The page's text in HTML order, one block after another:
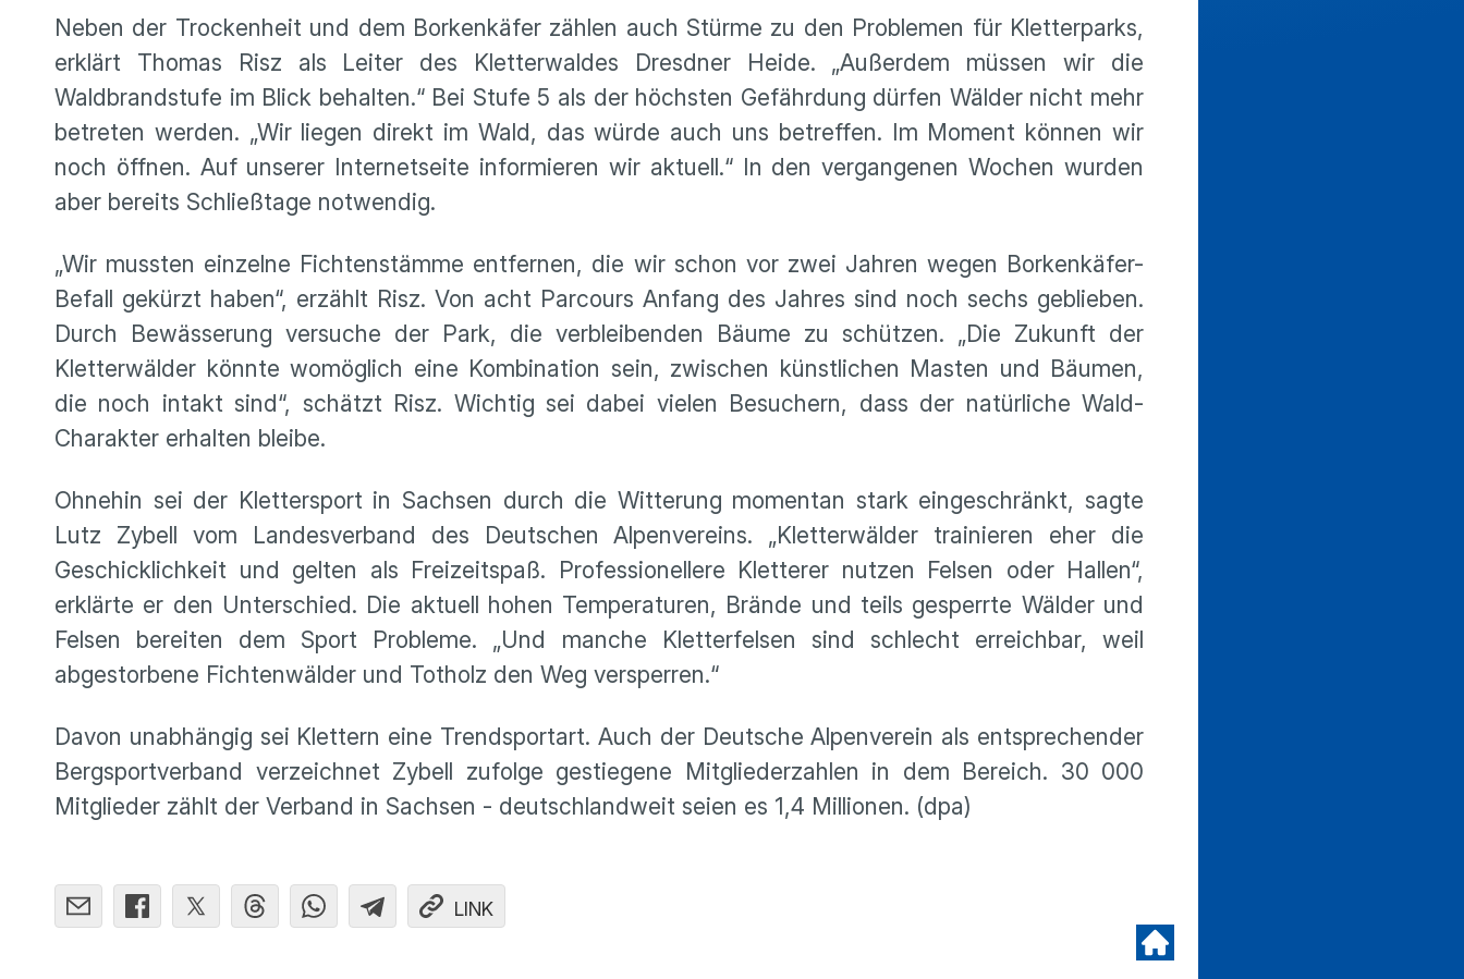
Neben der Trockenheit und dem Borkenkäfer zählen auch Stürme zu den Problemen für Kletterparks,
erklärt Thomas Risz als Leiter des Kletterwaldes Dresdner Heide. „Außerdem müssen wir die
Waldbrandstufe im Blick behalten.“ Bei Stufe 5 als der höchsten Gefährdung dürfen Wälder nicht mehr
betreten werden. „Wir liegen direkt im Wald, das würde auch uns betreffen. Im Moment können wir
noch öffnen. Auf unserer Internetseite informieren wir aktuell.“ In den vergangenen Wochen wurden
aber bereits Schließtage notwendig.
„Wir mussten einzelne Fichtenstämme entfernen, die wir schon vor zwei Jahren wegen Borkenkäfer-
Befall gekürzt haben“, erzählt Risz. Von acht Parcours Anfang des Jahres sind noch sechs geblieben.
Durch Bewässerung versuche der Park, die verbleibenden Bäume zu schützen. „Die Zukunft der
Kletterwälder könnte womöglich eine Kombination sein, zwischen künstlichen Masten und Bäumen,
die noch intakt sind“, schätzt Risz. Wichtig sei dabei vielen Besuchern, dass der natürliche Wald-
Charakter erhalten bleibe.
Ohnehin sei der Klettersport in Sachsen durch die Witterung momentan stark eingeschränkt, sagte
Lutz Zybell vom Landesverband des Deutschen Alpenvereins. „Kletterwälder trainieren eher die
Geschicklichkeit und gelten als Freizeitspaß. Professionellere Kletterer nutzen Felsen oder Hallen“,
erklärte er den Unterschied. Die aktuell hohen Temperaturen, Brände und teils gesperrte Wälder und
Felsen bereiten dem Sport Probleme. „Und manche Kletterfelsen sind schlecht erreichbar, weil
abgestorbene Fichtenwälder und Totholz den Weg versperren.“
Davon unabhängig sei Klettern eine Trendsportart. Auch der Deutsche Alpenverein als entsprechender
Bergsportverband verzeichnet Zybell zufolge gestiegene Mitgliederzahlen in dem Bereich. 30 000
Mitglieder zählt der Verband in Sachsen - deutschlandweit seien es 1,4 Millionen. (dpa)
LINK